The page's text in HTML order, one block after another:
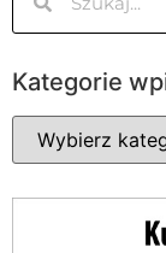
Kategorie